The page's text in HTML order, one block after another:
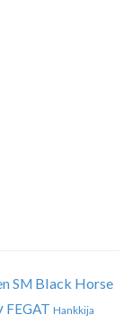
SM Black Horse
FEGAT Hankkija